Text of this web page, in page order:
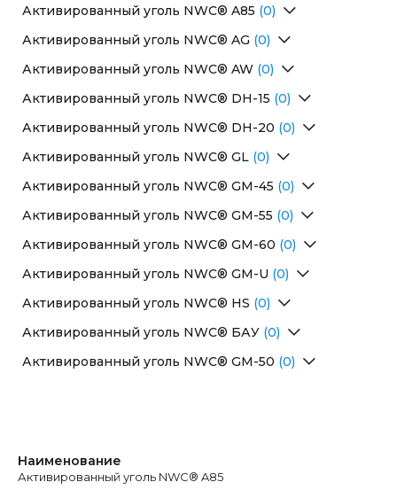
Активированный уголь NWC® A85 (0)
Активированный уголь NWC® AG (0)
Активированный уголь NWC® AW (0)
Активированный уголь NWC® DH-15 (0)
Активированный уголь NWC® DH-20 (0)
Активированный уголь NWC® GL (0)
Активированный уголь NWC® GM-45 (0)
Активированный уголь NWC® GM-55 (0)
Активированный уголь NWC® GM-60 (0)
Активированный уголь NWC® GM-U (0)
Активированный уголь NWC® HS (0)
Активированный уголь NWC® БАУ (0)
Активированный уголь NWС® GM-50 (0)
Наименование
Активированный уголь NWC® A85